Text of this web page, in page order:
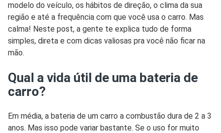
modelo do veículo, os hábitos de direção, o clima da sua
região e até a frequência com que você usa o carro. Mas
calma! Neste post, a gente te explica tudo de forma
simples, direta e com dicas valiosas pra você não ficar na
mão.
Qual a vida útil de uma bateria de
carro?
Em média, a bateria de um carro a combustão dura de 2 a 3
anos. Mas isso pode variar bastante. Se o uso for muito